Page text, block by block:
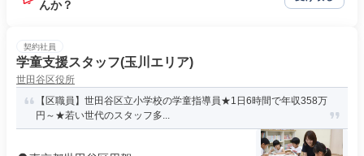
んか？
契約社員
学童支援スタッフ(玉川エリア)
世田谷区役所
【区職員】世田谷区立小学校の学童指導員★1日6時間で年収358万
円～★若い世代のスタッフ多...